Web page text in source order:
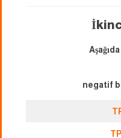
negatif